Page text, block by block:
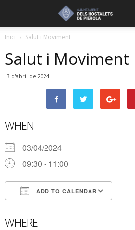
Inici Salut i Moviment
Salut i Moviment
3 d'abril de 2024
WHEN
03/04/2024
09:30 - 11:00
ADD TO CALENDAR
WHERE